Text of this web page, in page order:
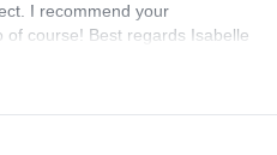
I recommend your
course! Best regards Isabelle